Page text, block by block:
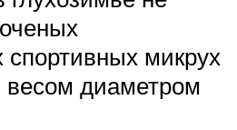
микрух
диаметром